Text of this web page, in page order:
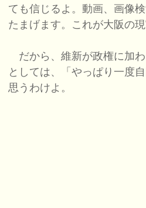
ても信じるよ。動画、画像
たまげます。これが大阪の現
だから、維新が政権に加
としては、「やっぱり一度
思うわけよ。